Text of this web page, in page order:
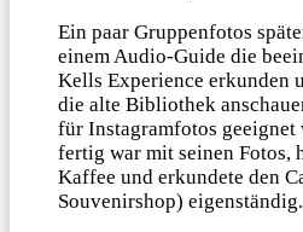
Ein paar Gruppenfotos
einem Audio-Guide die
Kells Experience erkunden
die alte Bibliothek
für Instagramfotos geeignet
fertig war mit seinen Fotos,
Kaffee und erkundete den
Souvenirshop) eigenständig.